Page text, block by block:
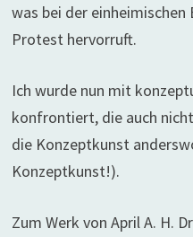
was bei der einheimischen
Protest hervorruft.
Ich wurde nun mit
konfrontiert, die auch
die Konzeptkunst
Konzeptkunst!).
Zum Werk von April A. H.